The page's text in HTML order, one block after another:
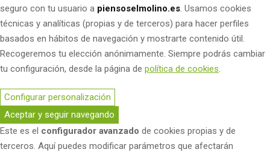
seguro con tu usuario a piensoselmolino.es. Usamos cookies
técnicas y analíticas (propias y de terceros) para hacer perfiles
basados en hábitos de navegación y mostrarte contenido útil.
Recogeremos tu elección anónimamente. Siempre podrás cambiar
tu configuración, desde la página de política de cookies.
Configurar personalización
Aceptar y seguir navegando
Este es el configurador avanzado de cookies propias y de
terceros. Aquí puedes modificar parámetros que afectarán